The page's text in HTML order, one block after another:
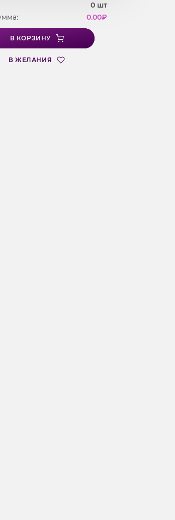
0 шт
0.00₽
В КОРЗИНУ
В ЖЕЛАНИЯ